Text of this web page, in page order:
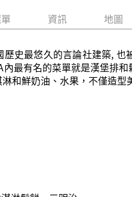
資訊 地圖
歷史最悠久的言論社建築,
內最有名的菜單就是漢堡排
和鮮奶油、水果，不僅造型